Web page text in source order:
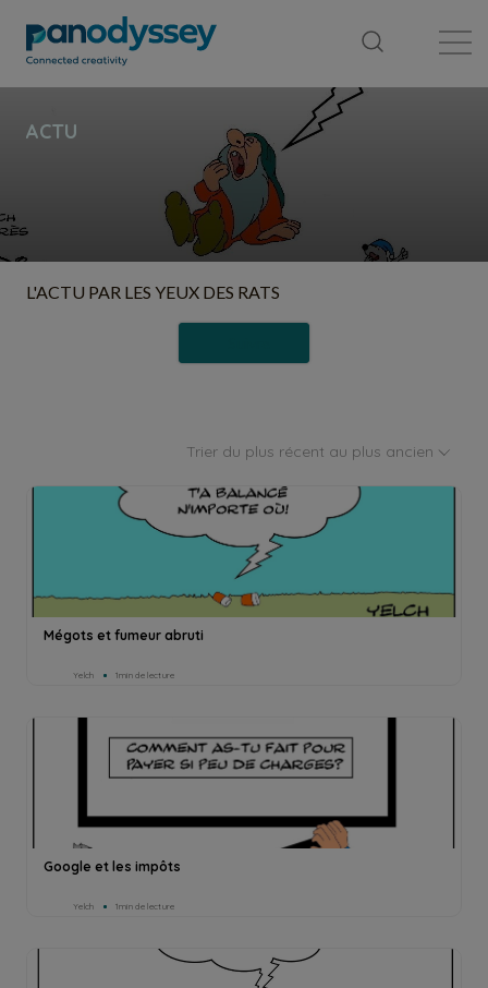
L'ACTU PAR LES YEUX DES RATS
Trier du plus récent au plus ancien
Mégots et fumeur abruti
Yelch 1min de lecture
Google et les impôts
Yelch 1min de lecture